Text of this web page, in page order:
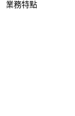
業務特點